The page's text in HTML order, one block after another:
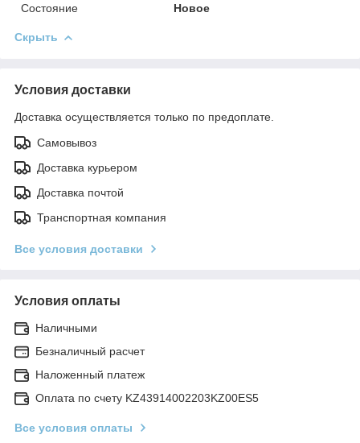
Состояние
Новое
Скрыть
Условия доставки
Доставка осуществляется только по предоплате.
Самовывоз
Доставка курьером
Доставка почтой
Транспортная компания
Все условия доставки
Условия оплаты
Наличными
Безналичный расчет
Наложенный платеж
Оплата по счету KZ43914002203KZ00ES5
Все условия оплаты